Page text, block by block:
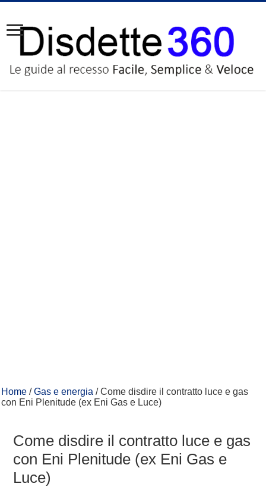
Home /Gas e energia /Come disdire il contratto luce e gas
con Eni Plenitude (ex Eni Gas e Luce)
Come disdire il contratto luce e gas
con Eni Plenitude (ex Eni Gas e
Luce)